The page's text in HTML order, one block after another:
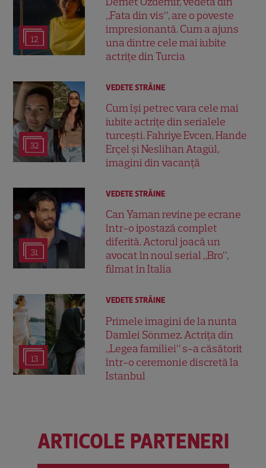
12
„Fata din vis”, are o poveste
impresionantă. Cum a ajuns
una dintre cele mai iubite
actrițe din Turcia
32
VEDETE STRĂINE
Cum își petrec vara cele mai
iubite actrițe din serialele
turcești. Fahriye Evcen, Hande
Erçel și Neslihan Atagül,
imagini din vacanță
31
VEDETE STRĂINE
Can Yaman revine pe ecrane
într-o ipostază complet
diferită. Actorul joacă un
avocat în noul serial „Bro”,
filmat în Italia
13
VEDETE STRĂINE
Primele imagini de la nunta
Damlei Sönmez. Actrița din
„Legea familiei” s-a căsătorit
într-o ceremonie discretă la
Istanbul
ARTICOLE PARTENERI